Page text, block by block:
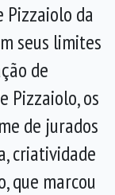
Pizzaiolo da
seus limites
de
Pizzaiolo, os
de jurados
criatividade
que marcou